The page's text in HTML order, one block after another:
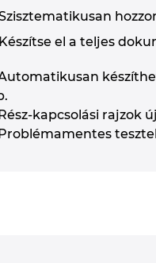
Készítse el a teljes
kapcsolási rajzok